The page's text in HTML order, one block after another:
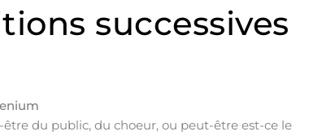
successives
du public, du choeur, ou peut-être est-ce le